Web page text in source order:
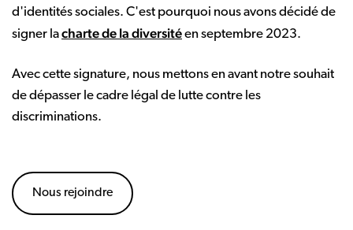
d'identités sociales. C'est pourquoi nous avons décidé de
signer lacharte de la diversitéen septembre 2023.
Avec cette signature, nous mettons en avant notre souhait
de dépasser le cadre légal de lutte contre les
discriminations.
Nous rejoindre